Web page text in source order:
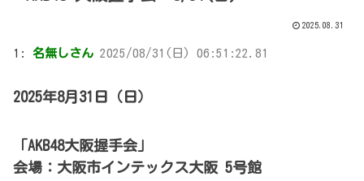
2025.08.31
1: 名無しさん 2025/08/31(日) 06:51:22.81
2025年8月31日（日）
「AKB48大阪握手会」
会場：大阪市インテックス大阪 5号館